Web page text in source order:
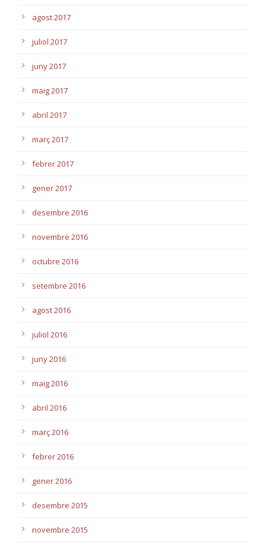
agost 2017
juliol 2017
juny 2017
maig 2017
abril 2017
març 2017
febrer 2017
gener 2017
desembre 2016
novembre 2016
octubre 2016
setembre 2016
agost 2016
juliol 2016
juny 2016
maig 2016
abril 2016
març 2016
febrer 2016
gener 2016
desembre 2015
novembre 2015